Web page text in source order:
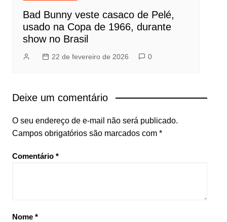
Bad Bunny veste casaco de Pelé,
usado na Copa de 1966, durante
show no Brasil
22 de fevereiro de 2026 0
Deixe um comentário
O seu endereço de e-mail não será publicado.
Campos obrigatórios são marcados com *
Comentário *
Nome *